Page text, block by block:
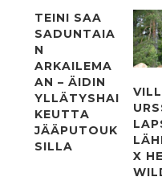
TEINI SAA
SADUNTAIA
N
ARKAILEMA
AN – ÄIDIN
YLLÄTYSHAI
KEUTTA
JÄÄPUTOUK
SILLA
X